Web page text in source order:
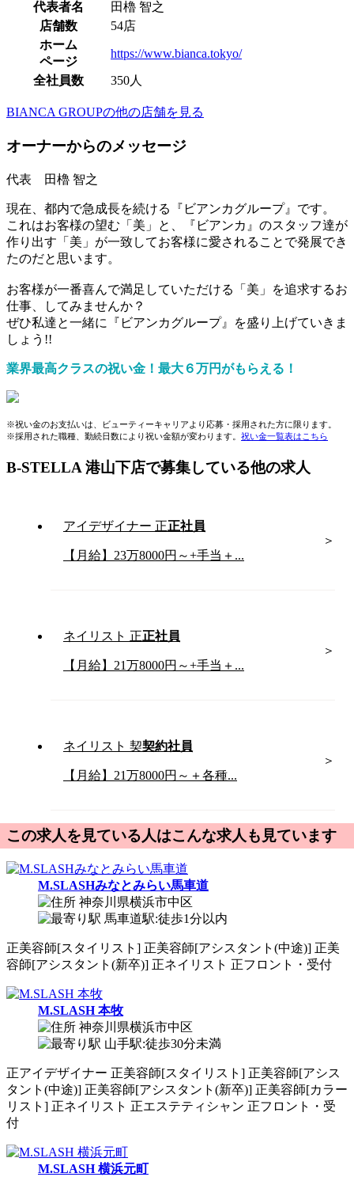
代表者名
田櫓 智之
店舗数
54店
ホーム
ページ
https://www.bianca.tokyo/
全社員数
350人
BIANCA GROUPの他の店舗を見る
オーナーからのメッセージ
代表 田櫓 智之
現在、都内で急成長を続ける『ビアンカグループ』です。
これはお客様の望む「美」と、『ビアンカ』のスタッフ達が
作り出す「美」が一致してお客様に愛されることで発展でき
たのだと思います。
お客様が一番喜んで満足していただける「美」を追求するお
仕事、してみませんか？
ぜひ私達と一緒に『ビアンカグループ』を盛り上げていきま
しょう!!
業界最高クラスの祝い金！最大６万円がもらえる！
※祝い金のお支払いは、ビューティーキャリアより応募・採用された方に限ります。
※採用された職種、勤続日数により祝い金額が変わります。 祝い金一覧表はこちら
B-STELLA 港山下店で募集している他の求人
アイデザイナー 正正社員
【月給】23万8000円～+手当＋...
ネイリスト 正正社員
【月給】21万8000円～+手当＋...
ネイリスト 契契約社員
【月給】21万8000円～＋各種...
この求人を見ている人はこんな求人も見ています
M.SLASHみなとみらい馬車道
神奈川県横浜市中区
馬車道駅:徒歩1分以内
正美容師[スタイリスト] 正美容師[アシスタント(中途)] 正美
容師[アシスタント(新卒)] 正ネイリスト 正フロント・受付
M.SLASH 本牧
神奈川県横浜市中区
山手駅:徒歩30分未満
正アイデザイナー 正美容師[スタイリスト] 正美容師[アシス
タント(中途)] 正美容師[アシスタント(新卒)] 正美容師[カラー
リスト] 正ネイリスト 正エステティシャン 正フロント・受
付
M.SLASH 横浜元町